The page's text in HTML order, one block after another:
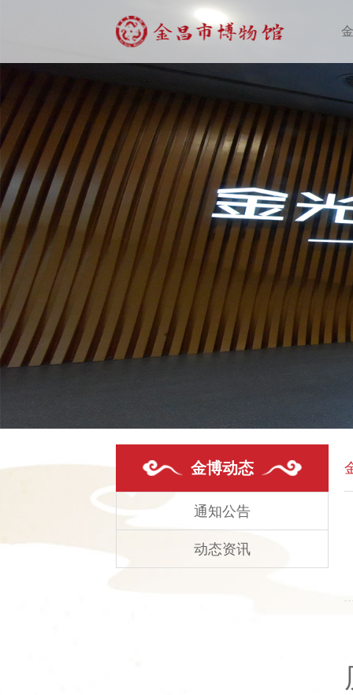
金博动态
通知公告
动态资讯